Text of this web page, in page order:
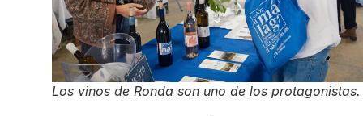
Los vinos de Ronda son uno de los protagonistas.